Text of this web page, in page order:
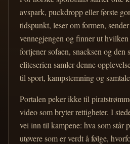
avspark, puckdropp eller første
tidspunkt, leser om formen,
vennegjengen og finner ut
fortjener sofaen, snacksen og den
eliteserien samler denne
til sport, kampstemning og
Portalen peker ikke til
video som bryter rettigheter. I
vei inn til kampene: hva som står
utøvere som er verdt å følge,